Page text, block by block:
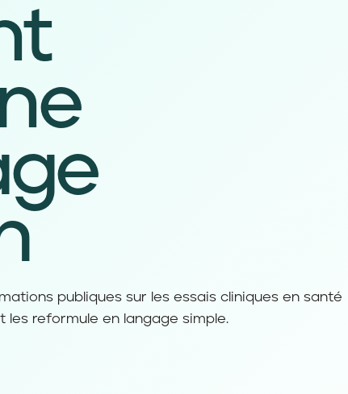
publiques sur les essais cliniques en santé
les reformule en langage simple.